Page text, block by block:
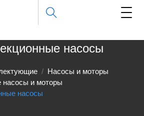
насосы
Насосы и моторы
насосы и моторы
насосы